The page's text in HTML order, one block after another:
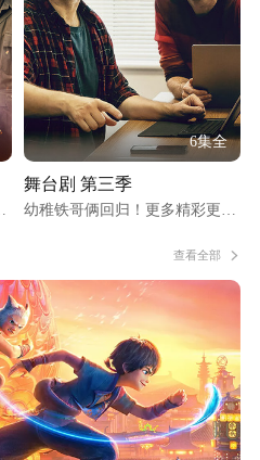
6集全
舞台剧 第三季
幼稚铁哥俩回归！更多精彩更多
查看全部